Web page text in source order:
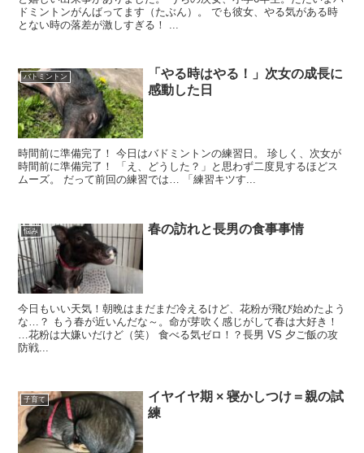
ドミントンがんばってます（たぶん）。 でも彼女、やる気がある時
とない時の落差が激しすぎる！ ...
バトミントン
「やる時はやる！」次女の成長に
感動した日
時間前に準備完了！ 今日はバドミントンの練習日。 珍しく、次女が
時間前に準備完了！ 「え、どうした？」と思わず二度見するほどス
ムーズ。 だって前回の練習では… 「練習キツす...
悩み 春の訪れと長男の食事事情
今日もいい天気！朝晩はまだまだ冷えるけど、花粉が飛び始めたよう
な…？ もう春が近いんだな～。命が芽吹く感じがして春は大好き！
…花粉は大嫌いだけど（笑） 食べる気ゼロ！？長男 VS 夕ご飯の攻
防戦...
子育て
イヤイヤ期 × 寝かしつけ＝親の試
練